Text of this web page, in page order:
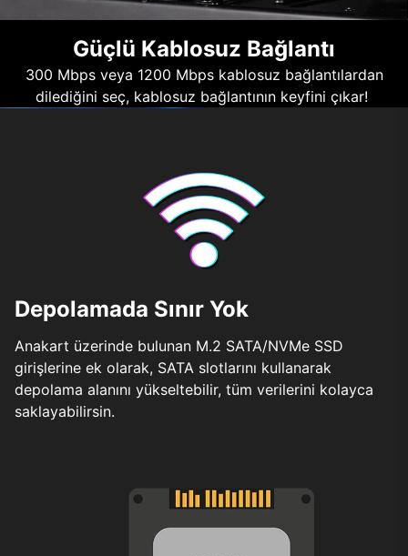
Güçlü Kablosuz Bağlantı
300 Mbps veya 1200 Mbps kablosuz bağlantılardan
dilediğini seç, kablosuz bağlantının keyfini çıkar!
Depolamada Sınır Yok
Anakart üzerinde bulunan M.2 SATA/NVMe SSD
girişlerine ek olarak, SATA slotlarını kullanarak
depolama alanını yükseltebilir, tüm verilerini kolayca
saklayabilirsin.